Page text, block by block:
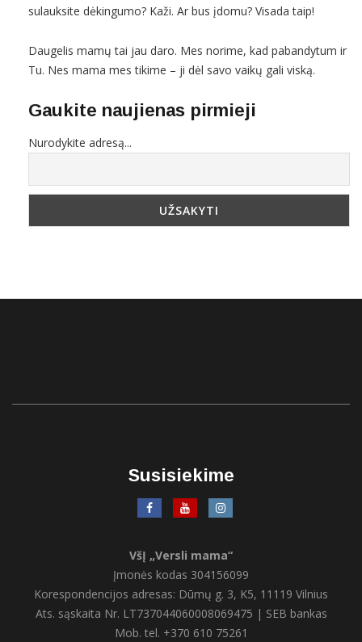
sulauksite dėkingumo? Kaži. Ar bus įdomu? Visada taip!
Daugelis mamų tai jau daro. Mes norime, kad pabandytum ir
Tu. Nes mama mes tikime – ji dėl savo vaikų gali viską.
Gaukite naujienas pirmieji
Nurodykite adresą...
Susisiekime
VšĮ „Versli mama“
Įmonės kodas 304156099
Korespondencijos adresas: Dūmų g. 3, K5, 11119 Vilnius
Ats. sąskaita Nr. LT737044060008069475 | SEB bankas
Mob. tel. +370 610 75261